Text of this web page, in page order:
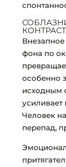
фона по
особенно
исходным
усиливает
Человек
перепад,